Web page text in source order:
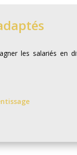
les salariés en